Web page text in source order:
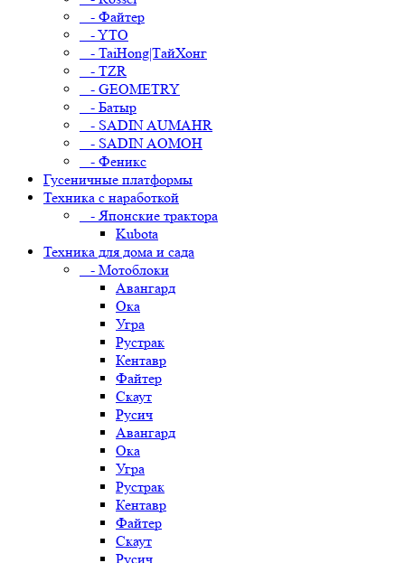
- Файтер
- YTO
- TaiHong|ТайХонг
- TZR
- GEOMETRY
- Батыр
- SADIN AUMAHR
- SADIN AOMOH
- Феникс
Гусеничные платформы
Техника с наработкой
- Японские трактора
Kubota
Техника для дома и сада
- Мотоблоки
Авангард
Ока
Угра
Рустрак
Кентавр
Файтер
Скаут
Русич
Авангард
Ока
Угра
Рустрак
Кентавр
Файтер
Скаут
Русич